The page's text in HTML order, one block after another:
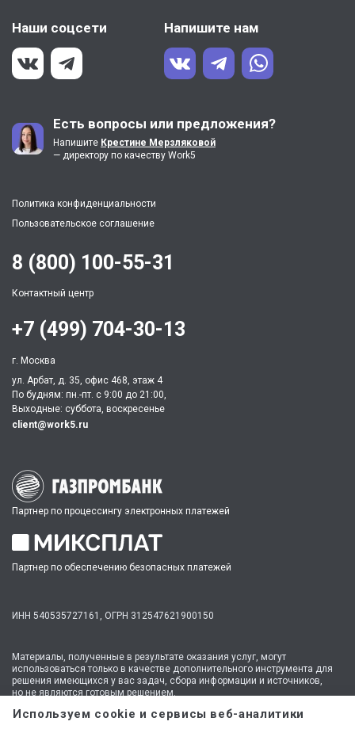
Наши соцсети Напишите нам
Есть вопросы или предложения?
Напишите Крестине Мерзляковой
— директору по качеству Work5
Политика конфиденциальности
Пользовательское соглашение
Партнер по процессингу электронных платежей
Партнер по обеспечению безопасных платежей
ИНН 540535727161, ОГРН 312547621900150
8 (800) 100-55-31
Контактный центр
+7 (499) 704-30-13
г. Москва
ул. Арбат, д. 35, офис 468, этаж 4
По будням: пн.-пт. c 9:00 до 21:00,
Выходные: суббота, воскресенье
client@work5.ru
Материалы, полученные в результате оказания услуг, могут
использоваться только в качестве дополнительного инструмента для
решения имеющихся у вас задач, сбора информации и источников,
но не являются готовым решением.
* №1 на рынке консультационных услуг для студентов по количеству
стационарных офисов-филиалов в 14 городах России (от Иркутска до
Используем cookie и сервисы веб-аналитики